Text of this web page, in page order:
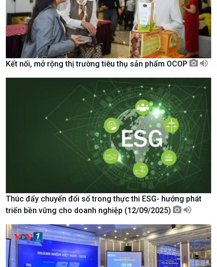
360 độ Sức khỏe
Chuyển đổi Xanh
Tài nguyên và Môi trường
Chuyên gia của bạn
Xã hội chuyển động
Bước chân đến trường
Khoa học & Công nghệ
Tin Khoa học & Công nghệ
Kết nối công nghệ
Sống chung với biến đổi
khí hậu
Kết nối, mở rộng thị trường tiêu thụ sản phẩm OCOP
Thúc đẩy chuyển đổi số trong thực thi ESG- hướng phát
triển bền vững cho doanh nghiệp (12/09/2025)